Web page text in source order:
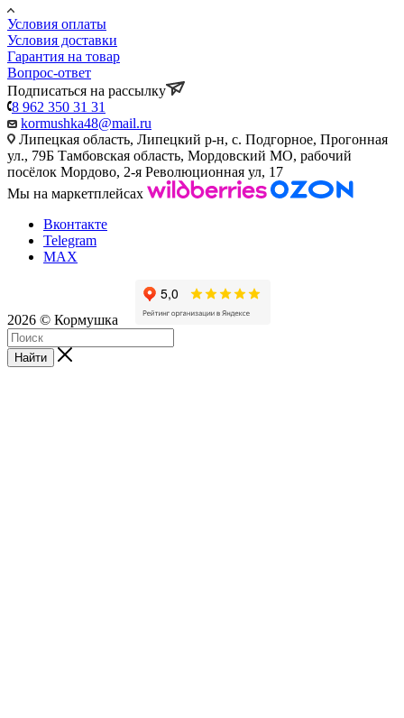
Условия оплаты
Условия доставки
Гарантия на товар
Вопрос-ответ
Подписаться на рассылку
8 962 350 31 31
kormushka48@mail.ru
Липецкая область, Липецкий р-н, с. Подгорное, Прогонная
ул., 79Б Тамбовская область, Мордовский МО, рабочий
посёлок Мордово, 2-я Революционная ул, 17
Мы на маркетплейсах
Вконтакте
Telegram
MAX
2026 © Кормушка
Найти